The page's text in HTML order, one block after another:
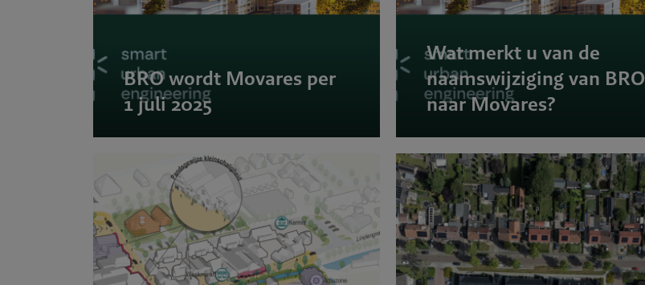
BRO wordt Movares per
1 juli 2025
Wat merkt u van de
naamswijziging van BRO
naar Movares?